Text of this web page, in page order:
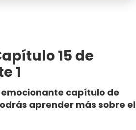
15 de
1
emocionante capítulo de
aprender más sobre el